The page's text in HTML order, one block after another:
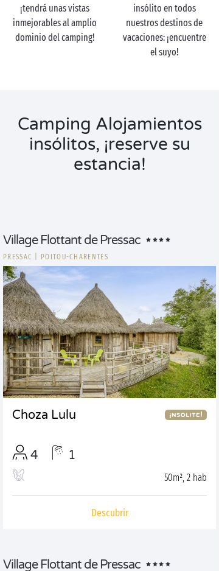
¡tendrá unas vistas
inmejorables al amplio
dominio del camping!
insólito en todos
nuestros destinos de
vacaciones: ¡encuentre
el suyo!
Camping Alojamientos
insólitos, ¡reserve su
estancia!
Village Flottant de Pressac
PRESSAC POITOU-CHARENTES
Choza Lulu
4 1
50m², 2 hab
Descubrir
Village Flottant de Pressac